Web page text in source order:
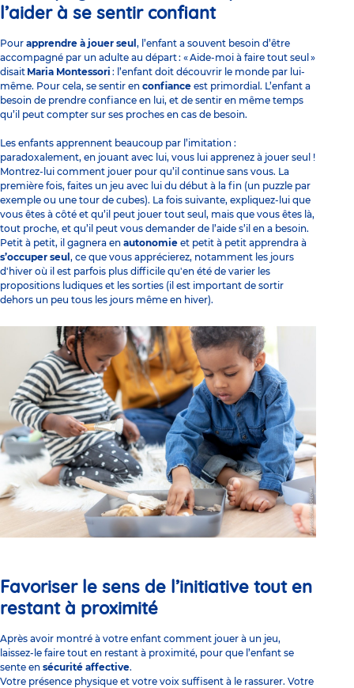
l’aider à se sentir confiant
Pour apprendre à jouer seul , l’enfant a souvent besoin d’être
accompagné par un adulte au départ : « Aide-moi à faire tout seul »
disait Maria Montessori : l’enfant doit découvrir le monde par lui-
même. Pour cela, se sentir en confiance est primordial. L’enfant a
besoin de prendre confiance en lui, et de sentir en même temps
qu’il peut compter sur ses proches en cas de besoin.
Les enfants apprennent beaucoup par l’imitation :
paradoxalement, en jouant avec lui, vous lui apprenez à jouer seul !
Montrez-lui comment jouer pour qu’il continue sans vous. La
première fois, faites un jeu avec lui du début à la fin (un puzzle par
exemple ou une tour de cubes). La fois suivante, expliquez-lui que
vous êtes à côté et qu’il peut jouer tout seul, mais que vous êtes là,
tout proche, et qu’il peut vous demander de l’aide s’il en a besoin.
Petit à petit, il gagnera en autonomie et petit à petit apprendra à
s’occuper seul , ce que vous apprécierez, notamment les jours
d'hiver où il est parfois plus difficile qu'en été de varier les
propositions ludiques et les sorties (il est important de sortir
dehors un peu tous les jours même en hiver).
Favoriser le sens de l’initiative tout en
restant à proximité
Après avoir montré à votre enfant comment jouer à un jeu,
laissez-le faire tout en restant à proximité, pour que l’enfant se
sente en sécurité affective.
Votre présence physique et votre voix suffisent à le rassurer. Votre